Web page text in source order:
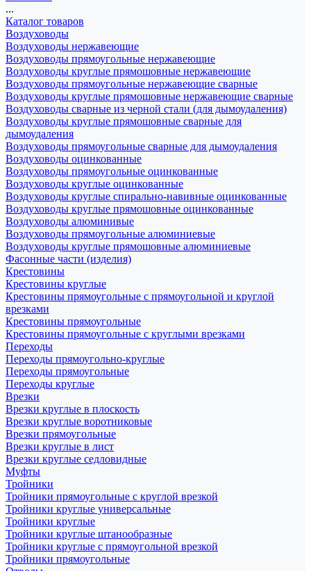
...
Каталог товаров
Воздуховоды
Воздуховоды нержавеющие
Воздуховоды прямоугольные нержавеющие
Воздуховоды круглые прямошовные нержавеющие
Воздуховоды прямоугольные нержавеющие сварные
Воздуховоды круглые прямошовные нержавеющие сварные
Воздуховоды сварные из черной стали (для дымоудаления)
Воздуховоды круглые прямошовные сварные для
дымоудаления
Воздуховоды прямоугольные сварные для дымоудаления
Воздуховоды оцинкованные
Воздуховоды прямоугольные оцинкованные
Воздуховоды круглые оцинкованные
Воздуховоды круглые спирально-навивные оцинкованные
Воздуховоды круглые прямошовные оцинкованные
Воздуховоды алюминивые
Воздуховоды прямоугольные алюминиевые
Воздуховоды круглые прямошовные алюминиевые
Фасонные части (изделия)
Крестовины
Крестовины круглые
Крестовины прямоугольные с прямоугольной и круглой
врезками
Крестовины прямоугольные
Крестовины прямоугольные с круглыми врезками
Переходы
Переходы прямоугольно-круглые
Переходы прямоугольные
Переходы круглые
Врезки
Врезки круглые в плоскость
Врезки круглые воротниковые
Врезки прямоугольные
Врезки круглые в лист
Врезки круглые седловидные
Муфты
Тройники
Тройники прямоугольные с круглой врезкой
Тройники круглые универсальные
Тройники круглые
Тройники круглые штанообразные
Тройники круглые с прямоугольной врезкой
Тройники прямоугольные